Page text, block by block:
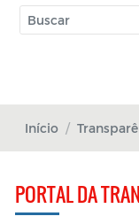
Início
PORTAL DA